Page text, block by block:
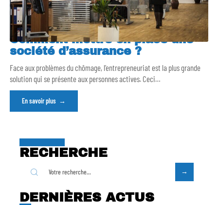
Comment mettre en place une
société d’assurance ?
Face aux problèmes du chômage, l’entrepreneuriat est la plus grande
solution qui se présente aux personnes actives. Ceci…
En savoir plus
RECHERCHE
DERNIÈRES ACTUS